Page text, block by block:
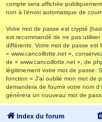
compte sera affichée
non à l’envoi automatique de
Votre mot de passe est crypté
est recommandé de ne pas
différents. Votre mot de passe est
« www.cancoillotte.net »,
de « www.cancoillotte.net », de
légitimement votre mot de passe.
fonction « J’ai oublié mon mot de
demandera de fournir votre nom
générera un nouveau mot de
Index du forum